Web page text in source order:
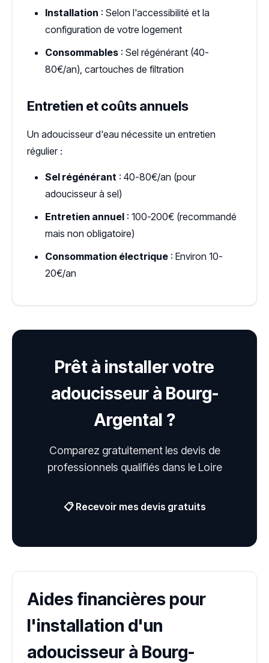
Installation : Selon l'accessibilité et la
configuration de votre logement
Consommables : Sel régénérant (40-
80€/an), cartouches de filtration
Entretien et coûts annuels
Un adoucisseur d'eau nécessite un entretien
régulier :
Sel régénérant : 40-80€/an (pour
adoucisseur à sel)
Entretien annuel : 100-200€ (recommandé
mais non obligatoire)
Consommation électrique : Environ 10-
20€/an
Prêt à installer votre
adoucisseur à Bourg-
Argental ?
Comparez gratuitement les devis de
professionnels qualifiés dans le Loire
📋 Recevoir mes devis gratuits
Aides financières pour
l'installation d'un
adoucisseur à Bourg-